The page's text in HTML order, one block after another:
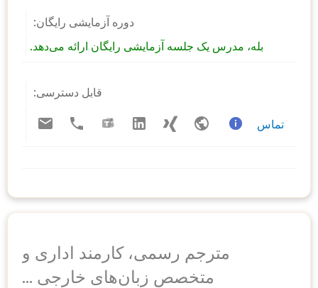
دوره آزمایشی رایگان:
بله، مدرس یک جلسه آزمایشی رایگان ارائه می‌دهد.
قابل دسترسی:
تماس
مترجم رسمی، کارمند اداری و
متخصص زبان‌های خارجی ...